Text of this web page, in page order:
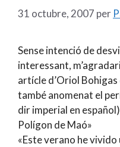
31 octubre, 2007 per
Sense intenció de
interessant,
artícle d’Oriol Bohigas
també anomenat el
dir imperial en
Polígon de Maó»
«Este verano he vivido